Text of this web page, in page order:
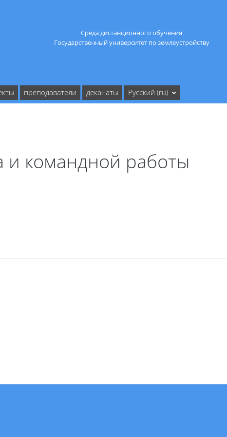
Среда дистанционного обучения
Государственный университет по землеустройству
преподаватели деканаты Русский ‎(ru)‎
и командной работы